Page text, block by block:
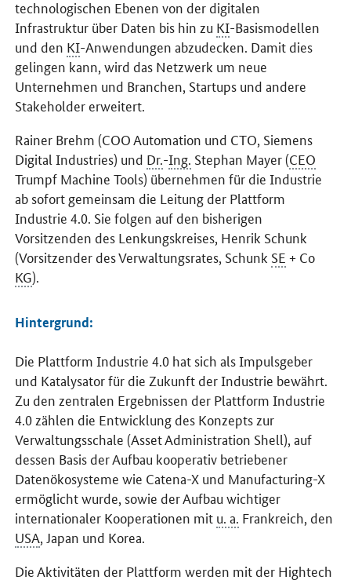
technologischen Ebenen von der digitalen
Infrastruktur über Daten bis hin zu KI-Basismodellen
und den KI-Anwendungen abzudecken. Damit dies
gelingen kann, wird das Netzwerk um neue
Unternehmen und Branchen, Startups und andere
Stakeholder erweitert.
Rainer Brehm (COO Automation und CTO, Siemens
Digital Industries) und Dr.-Ing. Stephan Mayer (CEO
Trumpf MachineTools) übernehmen für die Industrie
ab sofort gemeinsam die Leitung der Plattform
Industrie 4.0. Sie folgen auf den bisherigen
Vorsitzenden des Lenkungskreises, Henrik Schunk
(Vorsitzender des Verwaltungsrates, Schunk SE + Co
KG).
Hintergrund:
Die Plattform Industrie 4.0 hat sich als Impulsgeber
und Katalysator für die Zukunft der Industrie bewährt.
Zu den zentralen Ergebnissen der Plattform Industrie
4.0 zählen die Entwicklung des Konzepts zur
Verwaltungsschale (Asset Administration Shell), auf
dessen Basis der Aufbau kooperativ betriebener
Datenökosysteme wie Catena-X und Manufacturing-X
ermöglicht wurde, sowie der Aufbau wichtiger
internationaler Kooperationen mit u. a. Frankreich, den
USA, Japan und Korea.
Die Aktivitäten der Plattform werden mit der Hightech